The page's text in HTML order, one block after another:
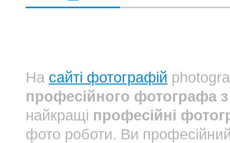
На сайті фотографій
професійного фотографа
найкращі професійні
фото роботи. Ви